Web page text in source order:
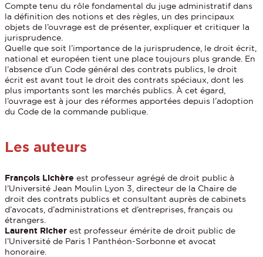
Compte tenu du rôle fondamental du juge administratif dans
la définition des notions et des règles, un des principaux
objets de l’ouvrage est de présenter, expliquer et critiquer la
jurisprudence.
Quelle que soit l’importance de la jurisprudence, le droit écrit,
national et européen tient une place toujours plus grande. En
l’absence d’un Code général des contrats publics, le droit
écrit est avant tout le droit des contrats spéciaux, dont les
plus importants sont les marchés publics. À cet égard,
l’ouvrage est à jour des réformes apportées depuis l’adoption
du Code de la commande publique.
Les auteurs
François Lichèreest professeur agrégé de droit public à
l’Université Jean Moulin Lyon 3, directeur de la Chaire de
droit des contrats publics et consultant auprès de cabinets
d’avocats, d’administrations et d’entreprises, français ou
étrangers.
Laurent Richer est professeur émérite de droit public de
l’Université de Paris 1 Panthéon-Sorbonne et avocat
honoraire.